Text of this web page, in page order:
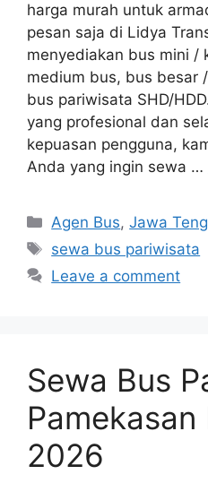
harga murah untuk
pesan saja di Lidya
menyediakan bus mini /
medium bus, bus besar
bus pariwisata SHD/
yang profesional dan
kepuasan pengguna,
Anda yang ingin sewa …
Categories
Agen Bus,Jawa
Tags
sewa bus pariwisata
Leave a comment
Sewa Bus
Pamekasan
2026